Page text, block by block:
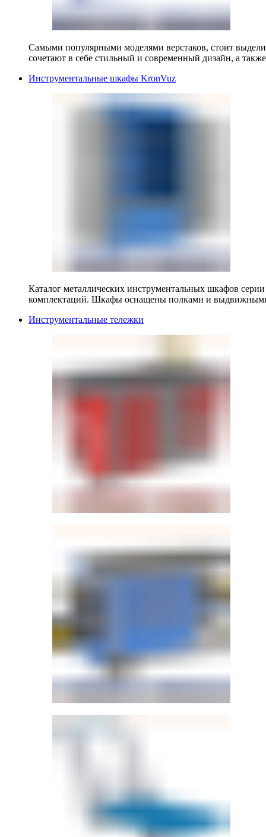
Самыми популярными моделями верстаков, стоит
сочетают в себе стильный и современный дизайн, а
Инструментальные шкафы KronVuz
Каталог металлических инструментальных шкафов
комплектаций. Шкафы оснащены полками и
Инструментальные тележки